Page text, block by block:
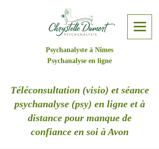
Psychanalyste à Nîmes
Psychanalyse en ligne
Téléconsultation (visio) et séance
psychanalyse (psy) en ligne et à
distance pour manque de
confiance en soi à Avon